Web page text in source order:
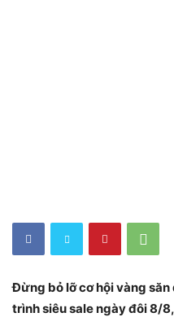
Đừng bỏ lỡ cơ hội vàng
trình siêu sale ngày đôi 8/